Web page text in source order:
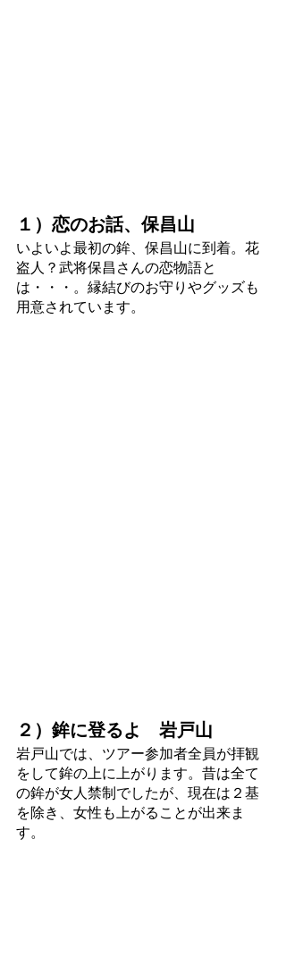
１）恋のお話、保昌山
いよいよ最初の鉾、保昌山に到着。花
盗人？武将保昌さんの恋物語と
は・・・。縁結びのお守りやグッズも
用意されています。
２）鉾に登るよ　岩戸山
岩戸山では、ツアー参加者全員が拝観
をして鉾の上に上がります。昔は全て
の鉾が女人禁制でしたが、現在は２基
を除き、女性も上がることが出来ま
す。